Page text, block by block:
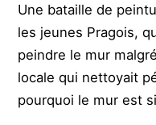
Une bataille de
les jeunes Pragois,
peindre le mur
locale qui nettoyait
pourquoi le mur est